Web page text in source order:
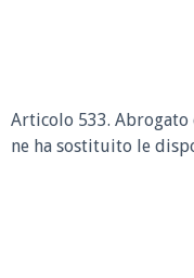
Articolo 533. Abrogato
ne ha sostituito le